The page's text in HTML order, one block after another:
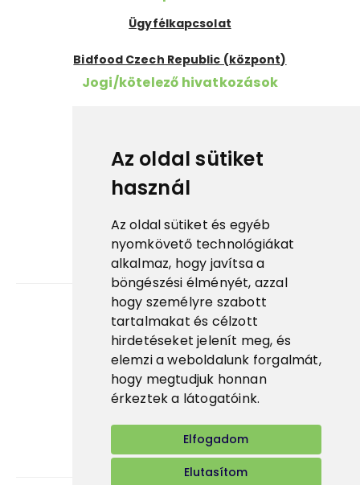
Az oldal sütiket
használ
Az oldal sütiket és egyéb
nyomkövető technológiákat
alkalmaz, hogy javítsa a
böngészési élményét, azzal
hogy személyre szabott
tartalmakat és célzott
hirdetéseket jelenít meg, és
elemzi a weboldalunk forgalmát,
hogy megtudjuk honnan
érkeztek a látogatóink.
Elfogadom
Elutasítom
Ügyfélkapcsolat
Bidfood Czech Republic (központ)
Jogi/kötelező hivatkozások
Cookies
ESG
Tanúsítványok
Fontos linkek
Prima fagylalt ↗
Karrier
Alkalmazás
E-shop